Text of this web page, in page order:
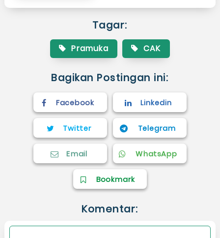
Tagar:
Pramuka CAK
Bagikan Postingan ini:
Facebook Linkedin
Twitter Telegram
Email WhatsApp
Bookmark
Komentar: